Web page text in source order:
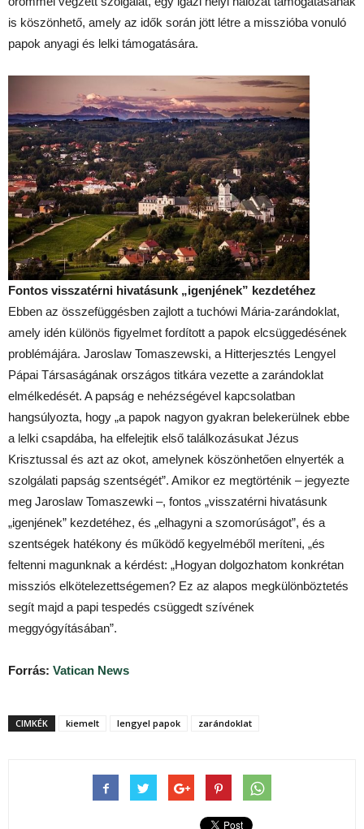
is köszönhető, amely az idők során jött létre a misszióba vonuló
papok anyagi és lelki támogatására.
Fontos visszatérni hivatásunk „igenjének” kezdetéhez
Ebben az összefüggésben zajlott a tuchówi Mária-zarándoklat,
amely idén különös figyelmet fordított a papok elcsüggedésének
problémájára. Jaroslaw Tomaszewski, a Hitterjesztés Lengyel
Pápai Társaságának országos titkára vezette a zarándoklat
elmélkedését. A papság e nehézségével kapcsolatban
hangsúlyozta, hogy „a papok nagyon gyakran belekerülnek ebbe
a lelki csapdába, ha elfelejtik első találkozásukat Jézus
Krisztussal és azt az okot, amelynek köszönhetően elnyerték a
szolgálati papság szentségét”. Amikor ez megtörténik – jegyezte
meg Jaroslaw Tomaszewki –, fontos „visszatérni hivatásunk
„igenjének” kezdetéhez, és „elhagyni a szomorúságot”, és a
szentségek hatékony és működő kegyelméből meríteni, „és
feltenni magunknak a kérdést: „Hogyan dolgozhatom konkrétan
missziós elkötelezettségemen? Ez az alapos megkülönböztetés
segít majd a papi tespedés csüggedt szívének
meggyógyításában”.
Forrás: Vatican News
CIMKÉK kiemelt lengyel papok zarándoklat